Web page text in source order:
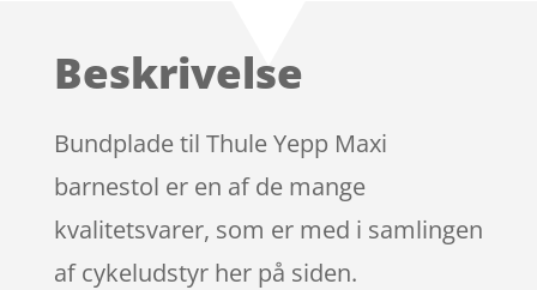
på
mmelser
Beskrivelse
Bundplade til Thule Yepp Maxi
barnestol er en af de mange
kvalitetsvarer, som er med i samlingen
af cykeludstyr her på siden.